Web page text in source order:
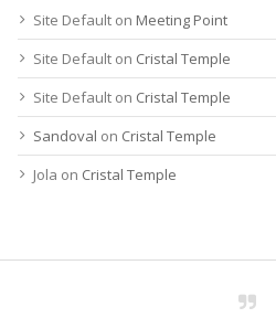
Site Default on Meeting Point
Site Default on Cristal Temple
Site Default on Cristal Temple
Sandoval on Cristal Temple
Jola on Cristal Temple